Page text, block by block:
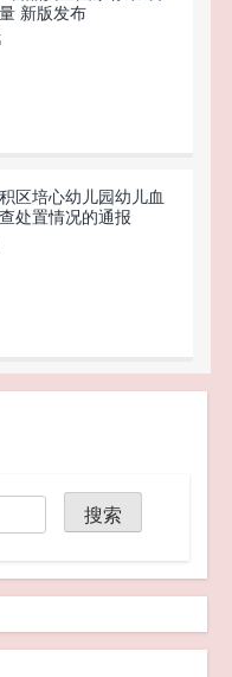
灵外卖”系列案作出行